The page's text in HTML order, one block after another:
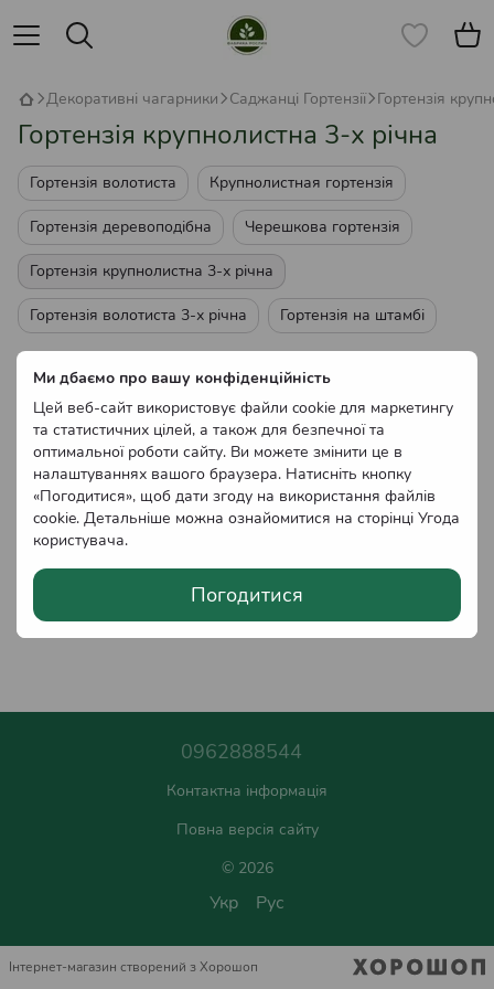
Ми дбаємо про вашу конфіденційність
Цей веб-сайт використовує файли cookie для маркетингу
та статистичних цілей, а також для безпечної та
оптимальної роботи сайту. Ви можете змінити це в
налаштуваннях вашого браузера. Натисніть кнопку
«Погодитися», щоб дати згоду на використання файлів
cookie. Детальніше можна ознайомитися на сторінці Угода
користувача.
Погодитися
Декоративні чагарники Саджанці Гортензії Гортензія
Гортензія крупнолистна 3-х річна
Гортензія волотиста Крупнолистная гортензія
Гортензія деревоподібна Черешкова гортензія
Гортензія крупнолистна 3-х річна
Гортензія волотиста 3-х річна Гортензія на штамбі
Немає товарів
0962888544
Контактна інформація
Повна версія сайту
© 2026
Укр Рус
Інтернет-магазин створений з Хорошоп